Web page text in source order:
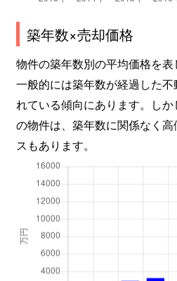
築年数×売却価格
物件の築年数別の平均価格を表
一般的には築年数が経過した
れている傾向にあります。し
の物件は、築年数に関係なく
スもあります。